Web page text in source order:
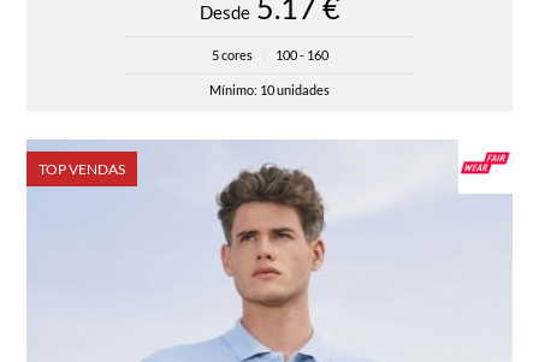
Desde5.17 €
5 cores 100 - 160
Mínimo: 10 unidades
TOP VENDAS